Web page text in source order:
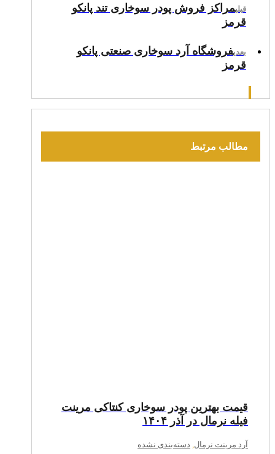
قبلیمراکز فروش پودر سوخاری تند پانکو
قرمز
بعدیفروشگاه آرد سوخاری صنعتی پانکو
قرمز
مطالب مرتبط
قیمت بهترین پودر سوخاری کنتاکی مرینت
فیله نرمال در آذر ۱۴۰۴
آرد مرینت نرمال, دسته‌بندی نشده